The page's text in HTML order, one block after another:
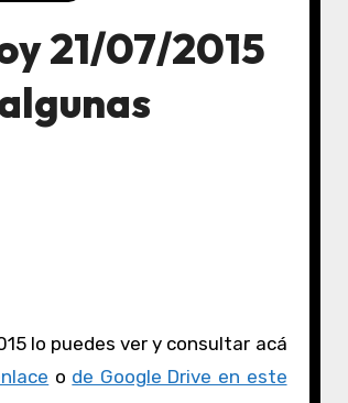
21/07/2015
o de Google Drive en este